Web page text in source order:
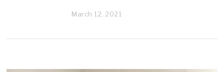
March 12, 2021
i
8